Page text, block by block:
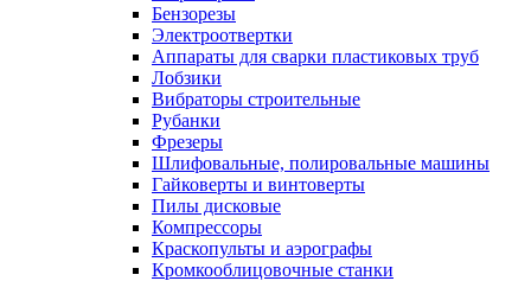
Бензорезы
Электроотвертки
Аппараты для сварки пластиковых труб
Лобзики
Вибраторы строительные
Рубанки
Фрезеры
Шлифовальные, полировальные машины
Гайковерты и винтоверты
Пилы дисковые
Компрессоры
Краскопульты и аэрографы
Кромкооблицовочные станки